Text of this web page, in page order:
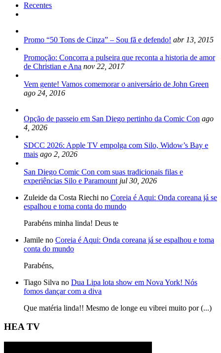
Recentes
Promo “50 Tons de Cinza” – Sou fã e defendo! abr 13, 2015
Promoção: Concorra a pulseira que reconta a historia de amor
de Christian e Ana nov 22, 2017
Vem gente! Vamos comemorar o aniversário de John Green
ago 24, 2016
Opção de passeio em San Diego pertinho da Comic Con ago
4, 2026
SDCC 2026: Apple TV empolga com Silo, Widow’s Bay e
mais ago 2, 2026
San Diego Comic Con com suas tradicionais filas e
experiências Silo e Paramount jul 30, 2026
Zuleide da Costa Riechi no Coreia é Aqui: Onda coreana já se
espalhou e toma conta do mundo
Parabéns minha linda! Deus te
Jamile no Coreia é Aqui: Onda coreana já se espalhou e toma
conta do mundo
Parabéns,
Tiago Silva no Dua Lipa lota show em Nova York! Nós
fomos dançar com a diva
Que matéria linda!! Mesmo de longe eu vibrei muito por (...)
HEA TV